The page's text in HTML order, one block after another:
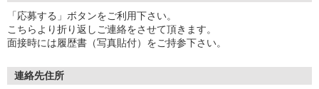
「応募する」ボタンをご利用下さい。
こちらより折り返しご連絡をさせて頂きます。
面接時には履歴書（写真貼付）をご持参下さい。
連絡先住所